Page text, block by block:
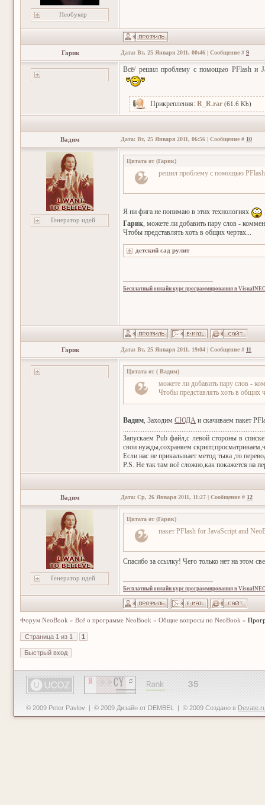
Необукер
Гарик Дата: Вт, 25 Января 2011, 00:46 | Сообщение # 9
Всё/ решил проблему с помощью PFlash и
Прикрепления: R_R.rar (61.6 Kb)
Вадим Дата: Вт, 25 Января 2011, 06:56 | Сообщение # 10
Генератор идей
Цитата от (Гарик)
решил проблему с помощью
Я ни фига не понимаю в этих технологиях
Гарик, можете ли добавить пару слов -
Чтобы представлять хоть в общих чертах...
Бесплатный онлайн курс программирования в
Гарик Дата: Вт, 25 Января 2011, 19:04 | Сообщение # 11
Цитата от ( Вадим)
можете ли добавить пару слов -
Чтобы представлять хоть в общих
Вадим, Заходим СЮДА и скачиваем пакет
Запускаем Pub файл,с левой стороны в
свои нужды,сохраняем
Если нас не прикалывает метод тыка ,то
P.S. Не так там всё сложно,как покажется на
Вадим Дата: Ср, 26 Января 2011, 11:27 | Сообщение # 12
Генератор идей
Цитата от (Гарик)
пакет PFlash for JavaScript and
Спасибо за ссылку! Чего только нет на этом
Бесплатный онлайн курс программирования в
Форум NeoBook » Всё о программе NeoBook » Общие вопросы по NeoBook »
Страница 1 из 1 1
© 2009 Peter Pavlov | © 2009 Дизайн от DEMBEL | © 2009 Создано в